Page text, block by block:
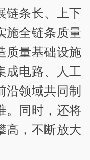
链条长、上下
施全链条质量
质量基础设施
成电路、人工
沿领域共同制
。同时，还将
高，不断放大